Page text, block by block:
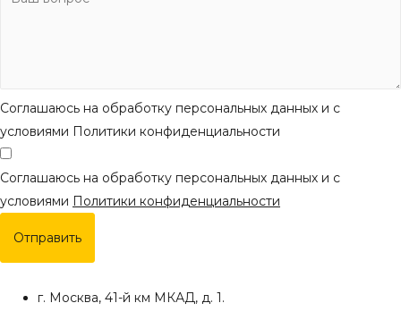
Соглашаюсь на обработку персональных данных и с
условиями Политики конфиденциальности
Соглашаюсь на обработку персональных данных и с
условиями Политики конфиденциальности
Отправить
г. Москва, 41-й км МКАД, д. 1.